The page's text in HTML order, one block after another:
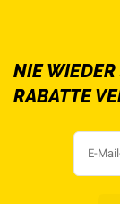
NIE
RABATTE